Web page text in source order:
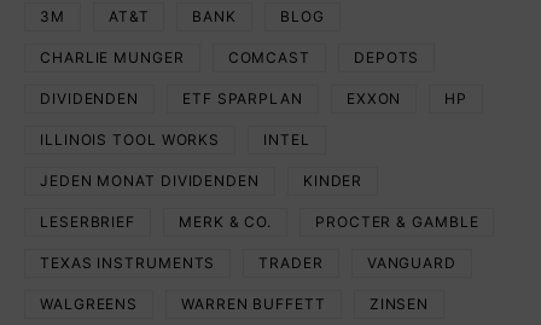
3M AT&T BANK BLOG
CHARLIE MUNGER COMCAST DEPOTS
DIVIDENDEN ETF SPARPLAN EXXON HP
ILLINOIS TOOL WORKS INTEL
JEDEN MONAT DIVIDENDEN KINDER
LESERBRIEF MERK & CO. PROCTER & GAMBLE
TEXAS INSTRUMENTS TRADER VANGUARD
WALGREENS WARREN BUFFETT ZINSEN